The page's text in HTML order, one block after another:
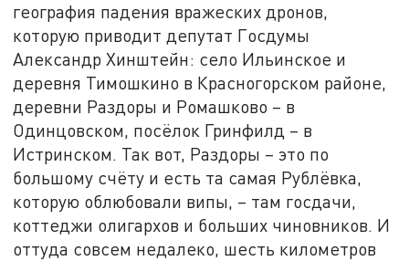
география падения вражеских дронов,
которую приводит депутат Госдумы
Александр Хинштейн: село Ильинское и
деревня Тимошкино в Красногорском районе,
деревни Раздоры и Ромашково – в
Одинцовском, посёлок Гринфилд – в
Истринском. Так вот, Раздоры – это по
большому счёту и есть та самая Рублёвка,
которую облюбовали випы, – там госдачи,
коттеджи олигархов и больших чиновников. И
оттуда совсем недалеко, шесть километров